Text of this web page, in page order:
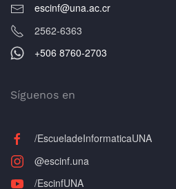
escinf@una.ac.cr
2562-6363
+506 8760-2703
Síguenos en
/EscueladeInformaticaUNA
@escinf.una
/EscinfUNA